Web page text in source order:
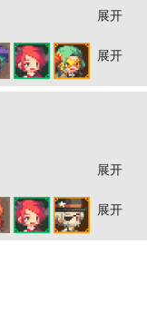
展开
展开
展开
展开